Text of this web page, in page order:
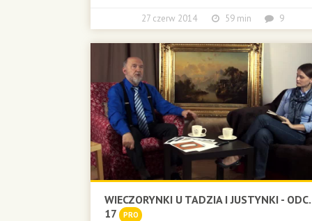
27 czerw 2014 59 min 9
WIECZORYNKI U TADZIA I JUSTYNKI - ODC.
17
PRO